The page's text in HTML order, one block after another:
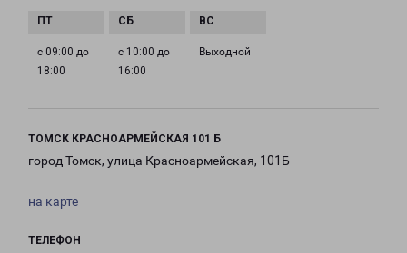
с 09:00 до
18:00
с 10:00 до
16:00
Выходной
ТОМСК КРАСНОАРМЕЙСКАЯ 101 Б
город Томск, улица Красноармейская, 101Б
на карте
ТЕЛЕФОН